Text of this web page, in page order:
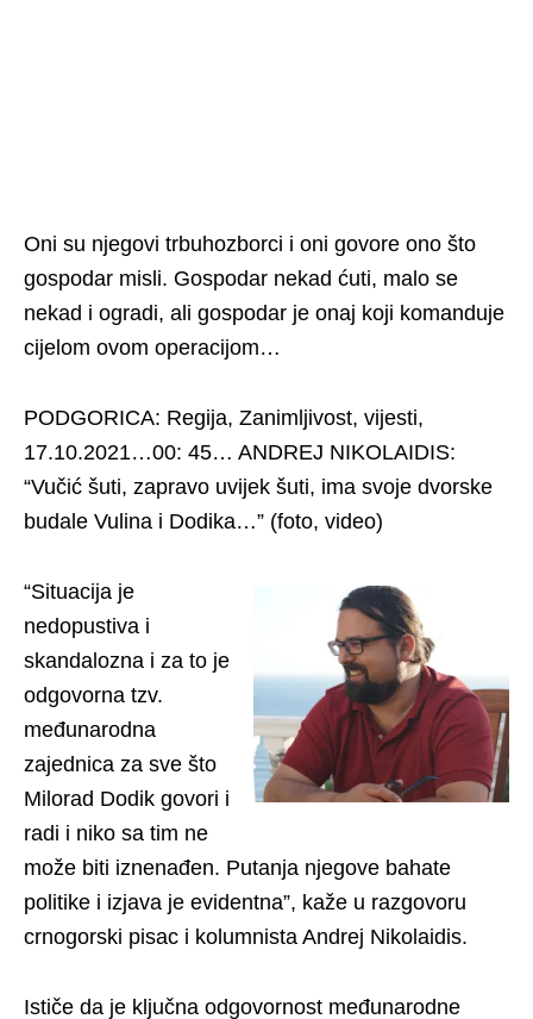
Oni su njegovi trbuhozborci i oni govore ono što
gospodar misli. Gospodar nekad ćuti, malo se
nekad i ogradi, ali gospodar je onaj koji komanduje
cijelom ovom operacijom…
PODGORICA: Regija, Zanimljivost, vijesti,
17.10.2021…00: 45… ANDREJ NIKOLAIDIS:
“Vučić šuti, zapravo uvijek šuti, ima svoje dvorske
budale Vulina i Dodika…” (foto, video)
“Situacija je
nedopustiva i
skandalozna i za to je
odgovorna tzv.
međunarodna
zajednica za sve što
Milorad Dodik govori i
radi i niko sa tim ne
može biti iznenađen. Putanja njegove bahate
politike i izjava je evidentna”, kaže u razgovoru
crnogorski pisac i kolumnista Andrej Nikolaidis.
Ističe da je ključna odgovornost međunarodne